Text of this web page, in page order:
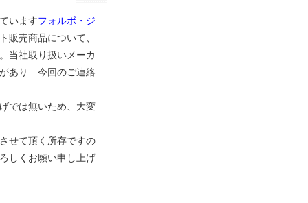
いますフォルボ・ジ
販売商品について、
当社取り扱いメーカ
あり 今回のご連絡
では無いため、大変
せて頂く所存ですの
しくお願い申し上げ